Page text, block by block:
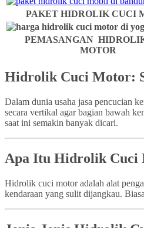
PAKET HIDROLIK CUCI
PEMASANGAN
MOTOR
Hidrolik Cuci Motor:
Dalam dunia usaha jasa pencucian
secara vertikal agar bagian bawah
saat ini semakin banyak dicari.
Apa Itu Hidrolik Cuci
Hidrolik cuci motor adalah alat
kendaraan yang sulit dijangkau.